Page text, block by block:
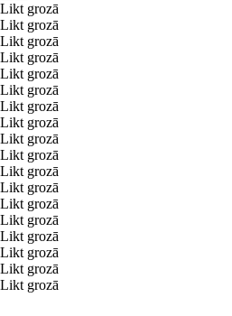
Likt grozā
Likt grozā
Likt grozā
Likt grozā
Likt grozā
Likt grozā
Likt grozā
Likt grozā
Likt grozā
Likt grozā
Likt grozā
Likt grozā
Likt grozā
Likt grozā
Likt grozā
Likt grozā
Likt grozā
Likt grozā